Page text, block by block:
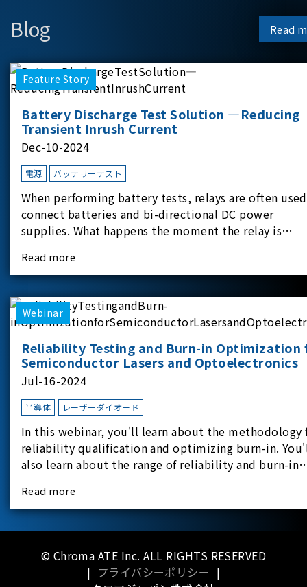
Blog Read
Feature Story
Battery Discharge Test Solution —Reducing
Transient Inrush Current
Dec-10-2024
電源 バッテリーテスト
When performing battery tests, relays are often
connect batteries and bi-directional DC power
supplies. What happens the moment the relay is
experimental equipment for this study.provides an
applicati
Read more
Webinar
Reliability Testing and Burn-in Optimization
Semiconductor Lasers and Optoelectronics
Jul-16-2024
半導体 レーザーダイオード
In this webinar, you'll learn about the methodology
reliability qualification and optimizing burn-in.
also learn about the range of reliability and burn-in
reliability-test-as-a-service options.
Read more
© Chroma ATE Inc. ALL RIGHTS RESERVED
| プライバシーポリシー |